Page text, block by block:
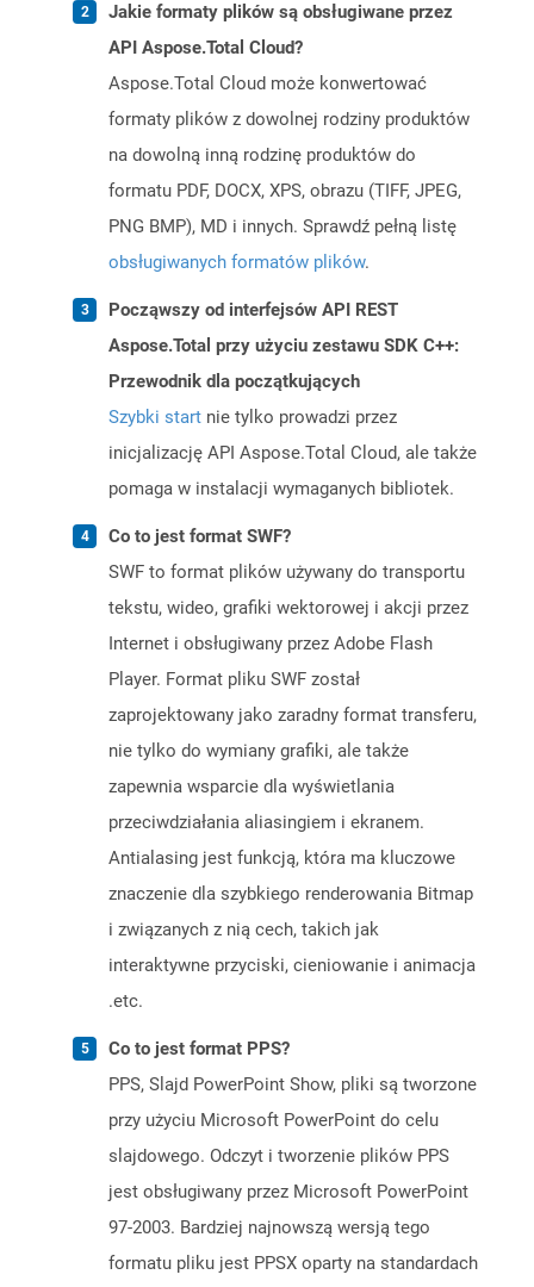
Jakie formaty plików są obsługiwane przez
API Aspose.Total Cloud?
Aspose.Total Cloud może konwertować
formaty plików z dowolnej rodziny produktów
na dowolną inną rodzinę produktów do
formatu PDF, DOCX, XPS, obrazu (TIFF, JPEG,
PNG BMP), MD i innych. Sprawdź pełną listę
obsługiwanych formatów plików.
Począwszy od interfejsów API REST
Aspose.Total przy użyciu zestawu SDK C++:
Przewodnik dla początkujących
Szybki start nie tylko prowadzi przez
inicjalizację API Aspose.Total Cloud, ale także
pomaga w instalacji wymaganych bibliotek.
Co to jest format SWF?
SWF to format plików używany do transportu
tekstu, wideo, grafiki wektorowej i akcji przez
Internet i obsługiwany przez Adobe Flash
Player. Format pliku SWF został
zaprojektowany jako zaradny format transferu,
nie tylko do wymiany grafiki, ale także
zapewnia wsparcie dla wyświetlania
przeciwdziałania aliasingiem i ekranem.
Antialasing jest funkcją, która ma kluczowe
znaczenie dla szybkiego renderowania Bitmap
i związanych z nią cech, takich jak
interaktywne przyciski, cieniowanie i animacja
.etc.
Co to jest format PPS?
PPS, Slajd PowerPoint Show, pliki są tworzone
przy użyciu Microsoft PowerPoint do celu
slajdowego. Odczyt i tworzenie plików PPS
jest obsługiwany przez Microsoft PowerPoint
97-2003. Bardziej najnowszą wersją tego
formatu pliku jest PPSX oparty na standardach